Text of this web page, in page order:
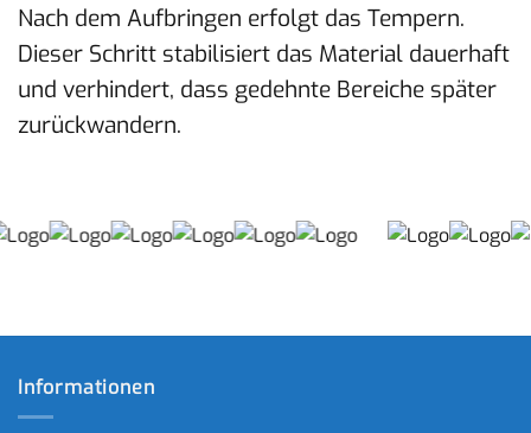
Nach dem Aufbringen erfolgt das Tempern.
Dieser Schritt stabilisiert das Material dauerhaft
und verhindert, dass gedehnte Bereiche später
zurückwandern.
Informationen